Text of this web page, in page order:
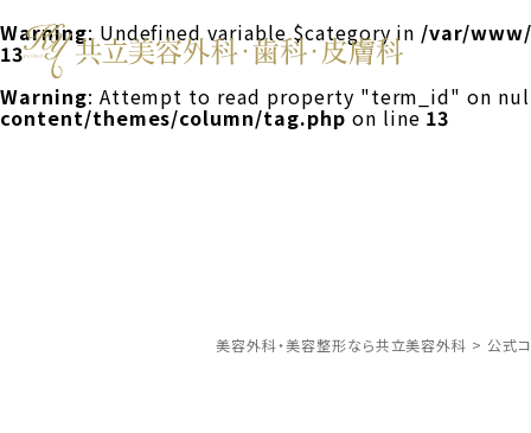
Warning: Undefined variable $category in /var/
13
Warning: Attempt to read property "term_id" on
content/themes/column/tag.phpon line13
美容外科・美容整形なら共立美容外科 > 公式